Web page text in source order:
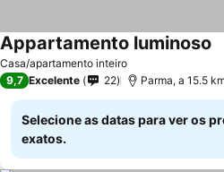
Casa/apartamento inteiro
Appartamento luminoso
9,7 Excelente 22 Parma, a 15.5
Selecione as datas para ver os
exatos.